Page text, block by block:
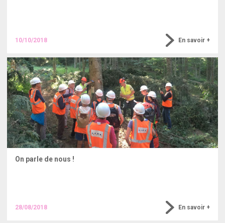
10/10/2018 En savoir +
On parle de nous !
28/08/2018 En savoir +